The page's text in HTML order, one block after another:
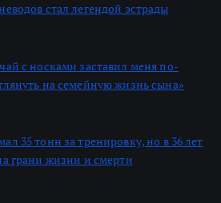
стал легендой эстрады
с носками заставил меня по-
на семейную жизнь сына»
35 тонн за тренировку, но в 36 лет
грани жизни и смерти